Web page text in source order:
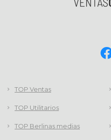
TOP Ventas
TOP Utilitarios
TOP Berlinas medias